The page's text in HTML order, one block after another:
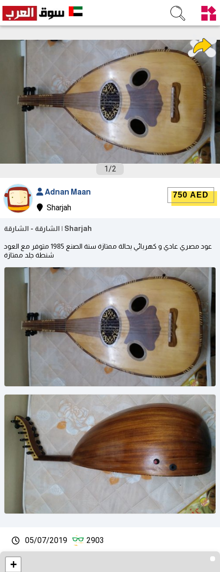
1/2
Adnan Maan
Sharjah
750 AED
الشارقة - الشارقة | Sharjah
عود مصري عادي و كهربائي بحالة ممتازة سنة الصنع 1985 متوفر مع العود
شنطة جلد ممتازة
05/07/2019 2903
+